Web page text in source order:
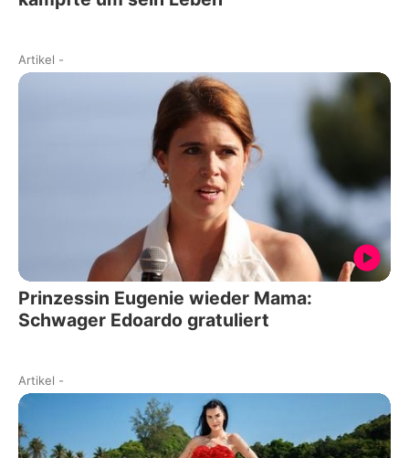
Artikel -
Prinzessin Eugenie wieder Mama:
Schwager Edoardo gratuliert
Artikel -